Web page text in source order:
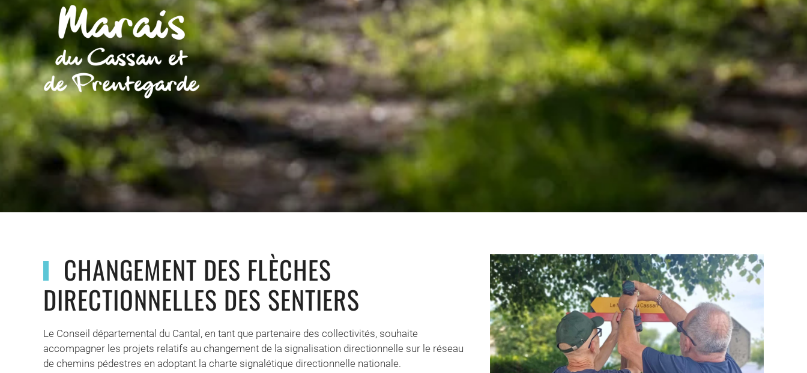
CHANGEMENT DES FLÈCHES
DIRECTIONNELLES DES SENTIERS
Le Conseil départemental du Cantal, en tant que partenaire des collectivités, souhaite
accompagner les projets relatifs au changement de la signalisation directionnelle sur le réseau
de chemins pédestres en adoptant la charte signalétique directionnelle nationale.